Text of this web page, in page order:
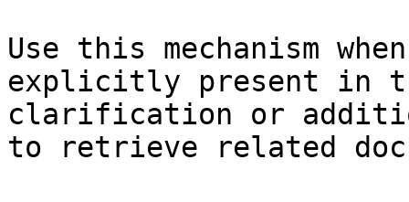
Use this mechanism
explicitly present in
clarification or